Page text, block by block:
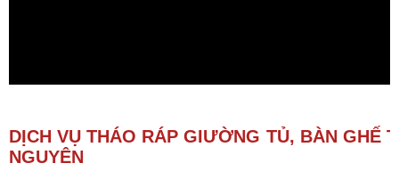
DỊCH VỤ THÁO RÁP GIƯỜNG TỦ, BÀN GHẾ
NGUYÊN